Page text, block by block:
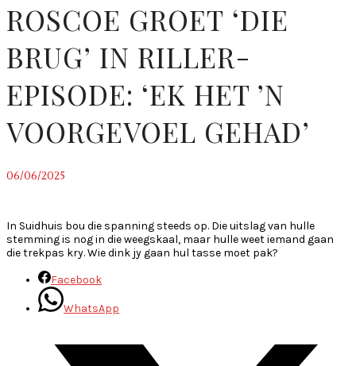
ROSCOE GROET ‘DIE
BRUG’ IN RILLER-
EPISODE: ‘EK HET ’N
VOORGEVOEL GEHAD’
06/06/2025
In Suidhuis bou die spanning steeds op. Die uitslag van hulle
stemming is nog in die weegskaal, maar hulle weet iemand gaan
die trekpas kry. Wie dink jy gaan hul tasse moet pak?
Facebook
WhatsApp